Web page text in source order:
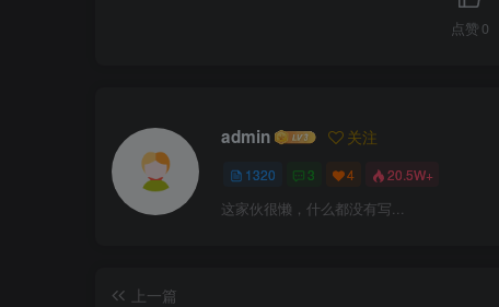
点赞 0
admin 关注
1320 3 4 20.5W+
这家伙很懒，什么都没有写...
上一篇